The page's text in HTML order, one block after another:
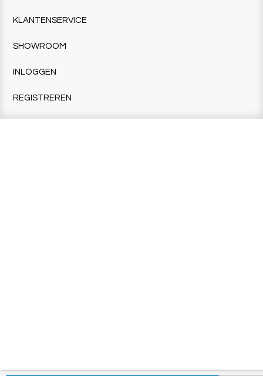
KLANTENSERVICE
SHOWROOM
INLOGGEN
REGISTREREN